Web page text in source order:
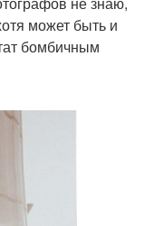
может быть и
бомбичным